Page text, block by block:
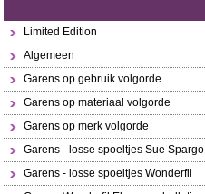
Limited Edition
Algemeen
Garens op gebruik volgorde
Garens op materiaal volgorde
Garens op merk volgorde
Garens - losse spoeltjes Sue Spargo
Garens - losse spoeltjes Wonderfil